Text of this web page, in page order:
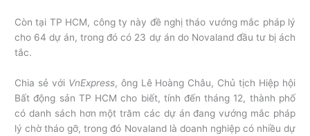
Còn tại TP HCM, công ty này đề nghị tháo vướng mắc pháp lý
cho 64 dự án, trong đó có 23 dự án do Novaland đầu tư bị ách
tắc.
Chia sẻ với VnExpress, ông Lê Hoàng Châu, Chủ tịch Hiệp hội
Bất động sản TP HCM cho biết, tính đến tháng 12, thành phố
có danh sách hơn một trăm các dự án đang vướng mắc pháp
lý chờ tháo gỡ, trong đó Novaland là doanh nghiệp có nhiều dự